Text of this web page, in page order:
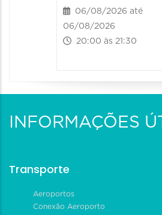
06/08/2026 até
06/08/2026
20:00 às 21:30
INFORMAÇÕES
Transporte
Aeroportos
Conexão Aeroporto